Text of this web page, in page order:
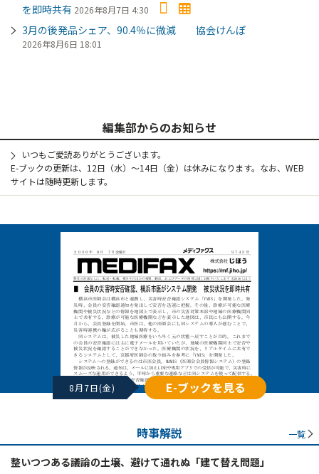
を即時共有 2026年8月7日 4:30
3月の後発品シェア、90.4％に微減 協会けんぽ
2026年8月6日 18:01
編集部からのお知らせ
いつもご愛読ありがとうございます。
E-ブックの更新は、12日（水）～14日（金）は休みになります。なお、WEB
サイトは随時更新します。
8月7日(金) E-ブックを見る
時事解説 一覧
整いつつある議論の土壌、避けて通れぬ「建て替え問題」